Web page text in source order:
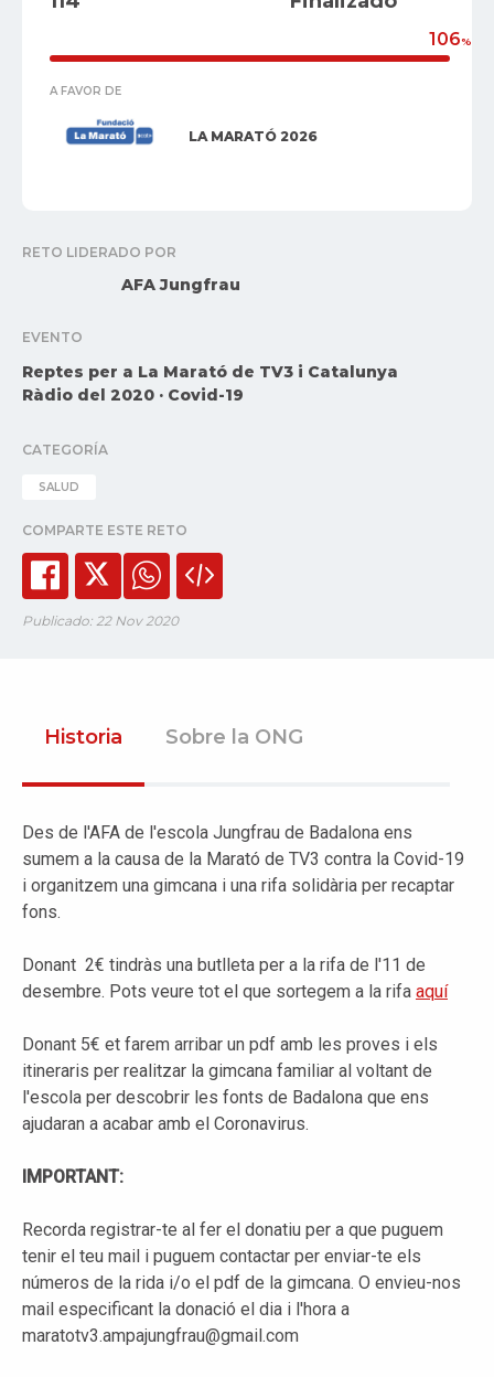
106%
A FAVOR DE
LA MARATÓ 2026
RETO LIDERADO POR
AFA Jungfrau
EVENTO
Reptes per a La Marató de TV3 i Catalunya
Ràdio del 2020 · Covid-19
CATEGORÍA
SALUD
COMPARTE ESTE RETO
Publicado: 22 Nov 2020
Historia Sobre la ONG
Des de l'AFA de l'escola Jungfrau de Badalona ens
sumem a la causa de la Marató de TV3 contra la Covid-19
i organitzem una gimcana i una rifa solidària per recaptar
fons.
Donant 2€ tindràs una butlleta per a la rifa de l'11 de
desembre. Pots veure tot el que sortegem a la rifa aquí
Donant 5€ et farem arribar un pdf amb les proves i els
itineraris per realitzar la gimcana familiar al voltant de
l'escola per descobrir les fonts de Badalona que ens
ajudaran a acabar amb el Coronavirus.
IMPORTANT:
Recorda registrar-te al fer el donatiu per a que puguem
tenir el teu mail i puguem contactar per enviar-te els
números de la rida i/o el pdf de la gimcana. O envieu-nos
mail especificant la donació el dia i l'hora a
maratotv3.ampajungfrau@gmail.com